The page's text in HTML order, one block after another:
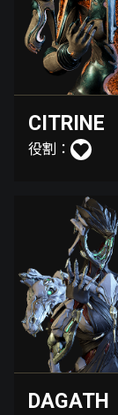
CITRINE
役割：
DAGATH